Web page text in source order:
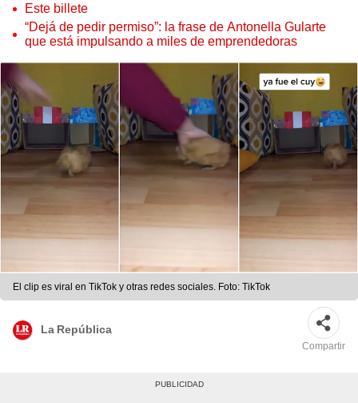
Este billete
“Dejá de pedir permiso”: la frase de Antonella Gularte
que está impulsando a miles de emprendedoras
El clip es viral en TikTok y otras redes sociales. Foto: TikTok
La República
Compartir